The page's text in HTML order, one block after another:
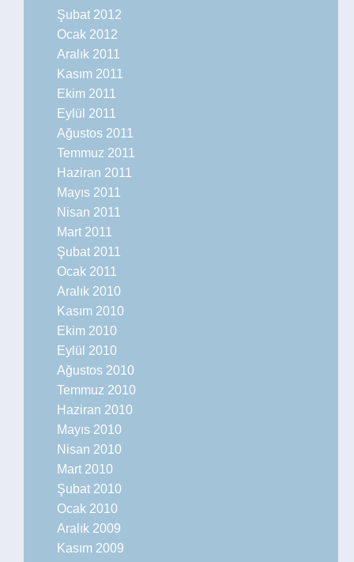
Şubat 2012
Ocak 2012
Aralık 2011
Kasım 2011
Ekim 2011
Eylül 2011
Ağustos 2011
Temmuz 2011
Haziran 2011
Mayıs 2011
Nisan 2011
Mart 2011
Şubat 2011
Ocak 2011
Aralık 2010
Kasım 2010
Ekim 2010
Eylül 2010
Ağustos 2010
Temmuz 2010
Haziran 2010
Mayıs 2010
Nisan 2010
Mart 2010
Şubat 2010
Ocak 2010
Aralık 2009
Kasım 2009